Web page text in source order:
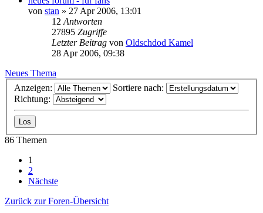
von stan » 27 Apr 2006, 13:01
12 Antworten
27895 Zugriffe
Letzter Beitrag von Oldschdod Kamel
28 Apr 2006, 09:38
Neues Thema
Anzeigen:
Sortiere nach:
Richtung:
86 Themen
1
2
Nächste
Zurück zur Foren-Übersicht